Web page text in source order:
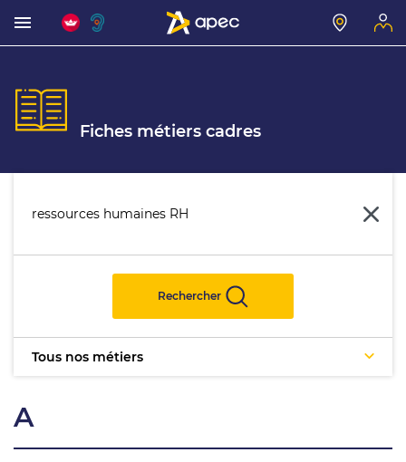
Fiches métiers cadres
Rechercher
Tous nos métiers
A